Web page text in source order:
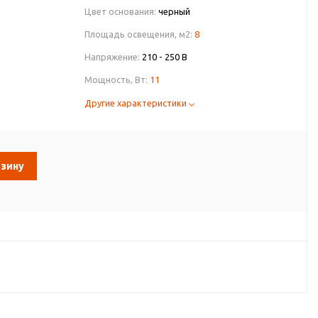
Цвет основания: черный
Площадь освещения, м2: 8
Напряжение: 210 - 250 В
Мощность, Вт: 11
Другие характеристики